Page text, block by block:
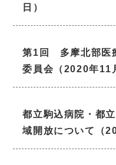
日）
第1回 多摩北部医
委員会（2020年11
都立駒込病院・都
域開放について（